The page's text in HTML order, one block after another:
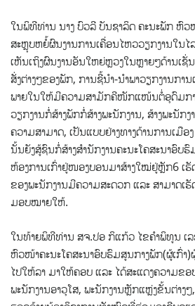
ໃນພິທີທ່ານ ນາງ ບົວລີ ບັນຊາລິດ ຄະນະພັກ ຫົ
ສະຫຼຸບຫຍໍ້ຜົນງານການເຄື່ອນໄຫວວຽກງານໃນໄ
ເຫັນເຖິງຜົນງານອັນໃຫຍ່ຫຼວງໃນຫຼາຍໆດ້ານເຊັ່
ສັ່ງຕ່າງໆຂອງພັກ, ການຊີ້ນຳ-ນຳພາວຽກງານກາ
ພາຍໃນໃຫ້ມີຄວາມສາມັກຄີໜັກແໜ້ນຕໍ່ອຸດົມກາ
ວຽກງານກໍ່ສ້າງພັກກໍ່ສ້າງພະນັກງານ, ສ້າງພະນັ
ຄວາມສາມາດ, ເປັນແບບຢ່າງທາງດ້ານການເມືອ
ນັ້ນຍັງສູ້ຊົນກໍ່ສ້າງສຳນັກງານຄະນະໂຄສະນາອົບ
ຫ້ອງການເກົ່າຢູ່ໜອງບອນມາສ້າງໃໝ່ຢູ່ຫຼັກ6 ເຮັ
ຂອງພະນັກງານມີຄວາມສະດວກ ແລະ ສາມາດ
ມອບໝາຍໃຫ້.
ໃນທ້າຍພິທີທ່ານ ສຈ.ປອ ກິແກ້ວ ໄຂຄຳພິທູນ ເ
ຫົວໜ້າຄະນະໂຄສະນາອົບຮົມສູນກາງພັກ(ຜູ້ເກົ່າ)
ໄປໃຫ້ລາ ມາໃຫ້ຄອບ ແລະ ໄດ້ສະແດງຄວາມຂ
ພະນັກງານອາວຸໂສ, ພະນັກງານຫຼັກແຫຼ່ງຂັ້ນຕ່າງ